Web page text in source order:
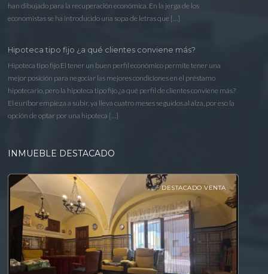
han dibujado para la recuperación económica. En la jerga de los
economistas se ha introducido una sopa de letras que […]
Hipoteca tipo fijo ¿a qué clientes conviene más?
Hipoteca tipo fijo El tener un buen perfil económico permite tener una
mejor posición para negociar las mejores condiciones en el préstamo
hipotecario, pero la hipoteca tipo fijo ¿a qué perfil de clientes conviene más?
El euríbor empieza a subir, ya lleva cuatro meses seguidos al alza, por eso la
opción de optar por una hipoteca […]
INMUEBLE DESTACADO
DESTACADO VENTA